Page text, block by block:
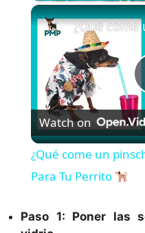
Watch on
¿Qué come un
Para Tu Perrito
Paso 1: Poner las